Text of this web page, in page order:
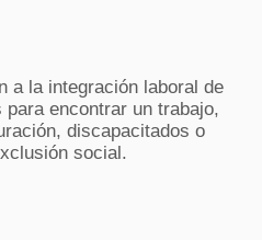
a la integración laboral de
encontrar un trabajo,
discapacitados o
social.